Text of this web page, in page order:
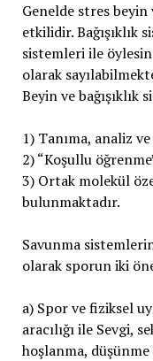
Genelde stres
etkilidir. Bağışıklık
sistemleri ile
olarak
Beyin ve bağışıklık
1) Tanıma, analiz
2) “Koşullu
3) Ortak molekül
bulunmaktadır.
Savunma
olarak sporun iki
a) Spor ve fiziksel
aracılığı ile Sevgi,
hoşlanma,